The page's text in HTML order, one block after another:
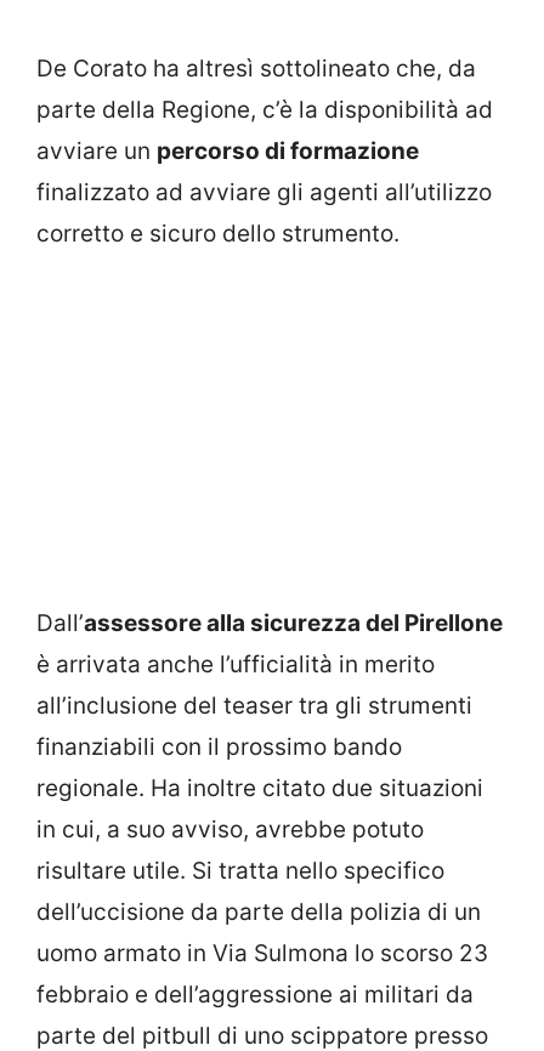
De Corato ha altresì sottolineato che, da
parte della Regione, c’è la disponibilità ad
avviare un percorso di formazione
finalizzato ad avviare gli agenti all’utilizzo
corretto e sicuro dello strumento.
Dall’assessore alla sicurezza del Pirellone
è arrivata anche l’ufficialità in merito
all’inclusione del teaser tra gli strumenti
finanziabili con il prossimo bando
regionale. Ha inoltre citato due situazioni
in cui, a suo avviso, avrebbe potuto
risultare utile. Si tratta nello specifico
dell’uccisione da parte della polizia di un
uomo armato in Via Sulmona lo scorso 23
febbraio e dell’aggressione ai militari da
parte del pitbull di uno scippatore presso